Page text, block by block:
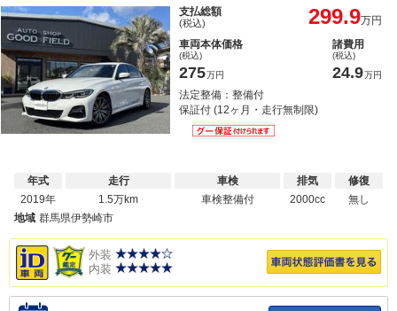
支払総額
(税込) 299.9万円
車両本体価格
(税込)
275万円
諸費用
(税込)
24.9万円
法定整備：整備付
保証付 (12ヶ月・走行無制限)
年式
2019年
走行
1.5万km
車検
車検整備付
排気
2000cc
修復
無し
地域 群馬県伊勢崎市
外装
内装